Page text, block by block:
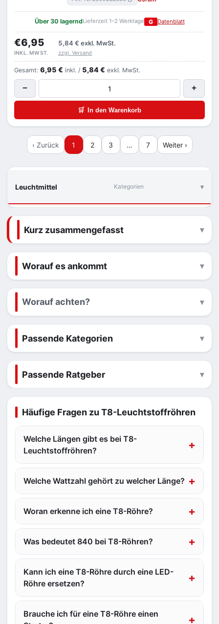
Leuchtmittel Kategorien
Über 30 lagerndLieferzeit 1–2 Werktage G Datenblatt
€6,95 5,84 € exkl. MwSt.
INKL. MWST. zzgl. Versand
Gesamt: 6,95 € inkl. / 5,84 € exkl. MwSt.
− +
🛒 In den Warenkorb
‹ Zurück 1 2 3 … 7 Weiter ›
Kurz zusammengefasst
Worauf es ankommt
Worauf achten?
Passende Kategorien
Passende Ratgeber
Häufige Fragen zu T8-Leuchtstoffröhren
Welche Längen gibt es bei T8-
Leuchtstoffröhren?
Welche Wattzahl gehört zu welcher Länge?
Woran erkenne ich eine T8-Röhre?
Was bedeutet 840 bei T8-Röhren?
Kann ich eine T8-Röhre durch eine LED-
Röhre ersetzen?
Brauche ich für eine T8-Röhre einen